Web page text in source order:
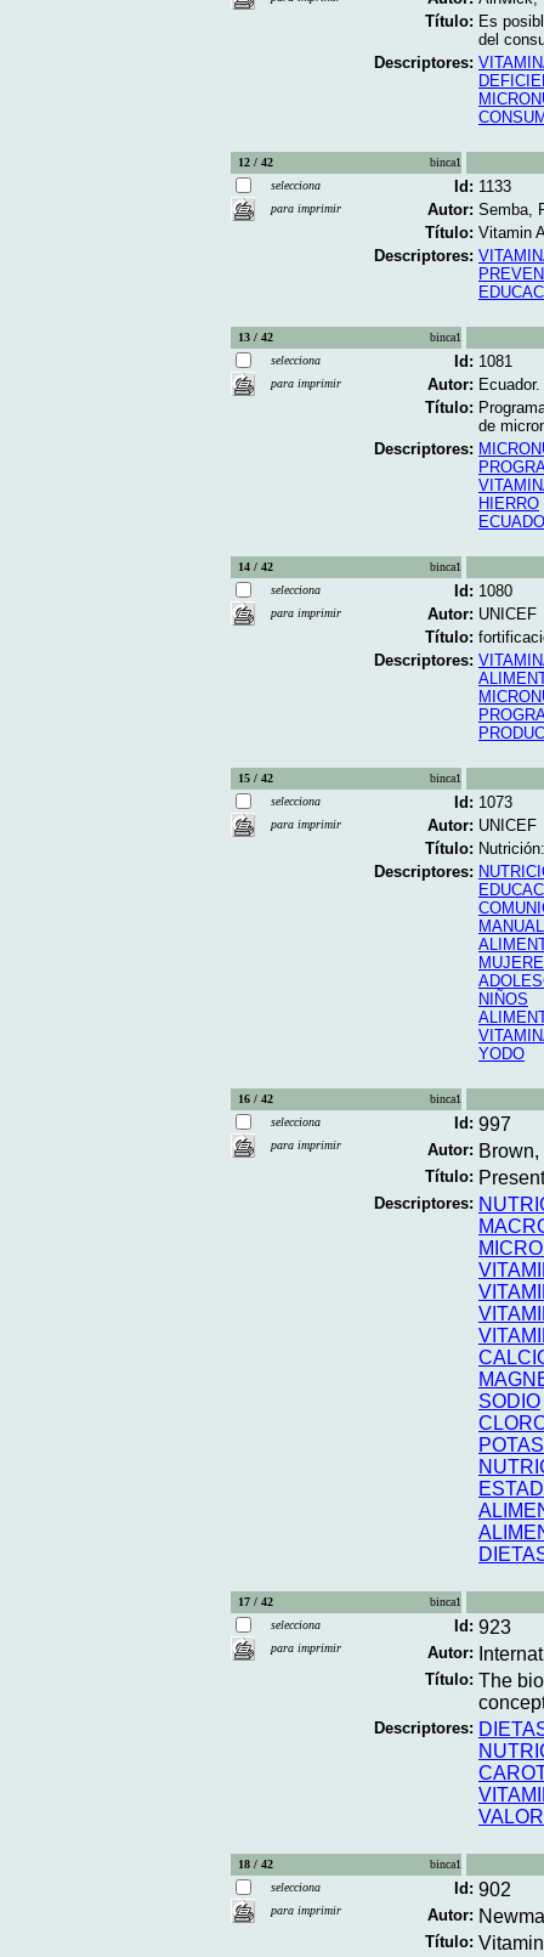
Título: Es
del
Descriptores:
12 / 42
binca1
selecciona
para imprimir
Id: 1133
Autor: Semba,
Título: Vitamin
Descriptores:
13 / 42
binca1
selecciona
para imprimir
Id: 1081
Autor:
Título:
de
Descriptores:
HIERRO
14 / 42
binca1
selecciona
para imprimir
Id: 1080
Autor: UNICEF
Título:
Descriptores:
15 / 42
binca1
selecciona
para imprimir
Id: 1073
Autor: UNICEF
Título:
Descriptores:
NIÑOS
YODO
16 / 42
binca1
selecciona
para imprimir
Id: 997
Autor:
Título:
Descriptores:
SODIO
17 / 42
binca1
selecciona
para imprimir
Id: 923
Autor:
Título: The
Descriptores:
18 / 42
binca1
selecciona
para imprimir
Id: 902
Autor:
Título: